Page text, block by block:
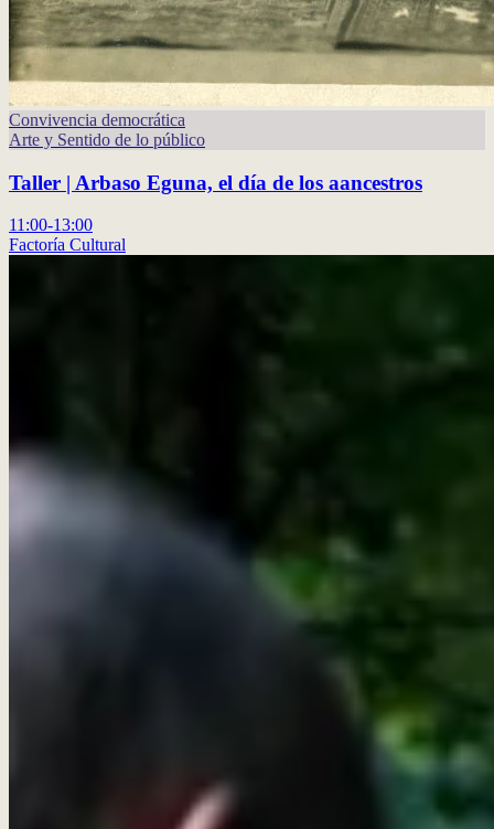
Convivencia democrática
Arte y Sentido de lo público
Taller | Arbaso Eguna, el día de los aancestros
11:00-13:00
Factoría Cultural